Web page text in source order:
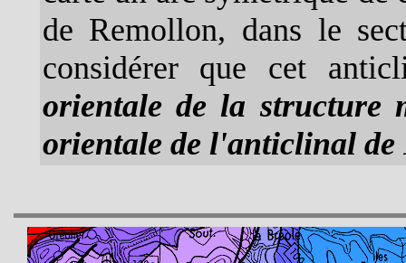
de Remollon, dans le
considérer que cet
orientale de la structure
orientale de l'anticlinal de